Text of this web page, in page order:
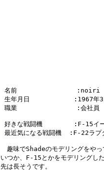
名前    　 　       :noiri
生年月日 　　       :1967年3
職業    　 　       :会社員
好きな戦闘機        :F-15イー
最近気になる戦闘機  :F-22ラプ
趣味でShadeのモデリングをやっ
いつか、F-15とかをモデリングし
先は長そうです。